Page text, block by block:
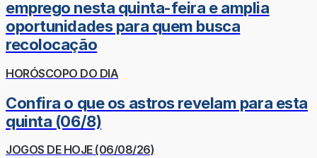
emprego nesta quinta-feira e amplia
oportunidades para quem busca
recolocação
HORÓSCOPO DO DIA
Confira o que os astros revelam para esta
quinta (06/8)
JOGOS DE HOJE (06/08/26)